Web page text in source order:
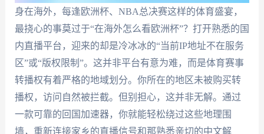
身在海外，每逢欧洲杯、NBA总决赛这样的体育盛宴，
最挠心的事莫过于“在海外怎么看欧洲杯”？打开熟悉的国
内直播平台，迎来的却是冷冰冰的“当前IP地址不在服务
区”或“版权限制”。这并非平台有意为难，而是体育赛事
转播权有着严格的地域划分。你所在的地区未被购买转
播权，访问自然被拦截。但别担心，这并非无解。通过
一款可靠的回国加速器，你就能轻松绕过这些地理围
墙，重新连接家乡的直播信号和那熟悉亲切的中文解